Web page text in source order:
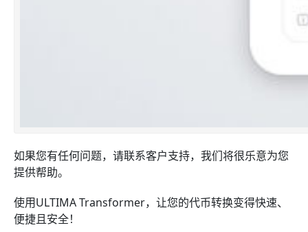
如果您有任何问题，请联系客户支持，我们将很乐意为您
提供帮助。
使用ULTIMA Transformer，让您的代币转换变得快速、
便捷且安全！